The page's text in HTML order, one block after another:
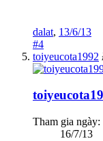
dalat, 13/6/13
#4
toiyeucota1992
Tham gia ngày:
16/7/13